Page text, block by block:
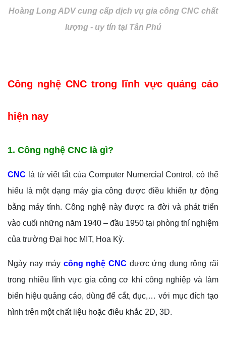
Hoàng Long ADV cung cấp dịch vụ gia công CNC chất
lượng - uy tín tại Tân Phú
Công nghệ CNC trong lĩnh vực quảng cáo
hiện nay
1. Công nghệ CNC là gì?
CNC là từ viết tắt của Computer Numercial Control, có thể
hiểu là một dạng máy gia công được điều khiển tự động
bằng máy tính. Công nghệ này được ra đời và phát triển
vào cuối những năm 1940 – đầu 1950 tại phòng thí nghiệm
của trường Đại học MIT, Hoa Kỳ.
Ngày nay máy công nghệ CNC được ứng dụng rộng rãi
trong nhiều lĩnh vực gia công cơ khí công nghiệp và làm
biển hiệu quảng cáo, dùng để cắt, đục,… với mục đích tạo
hình trên một chất liệu hoặc điêu khắc 2D, 3D.